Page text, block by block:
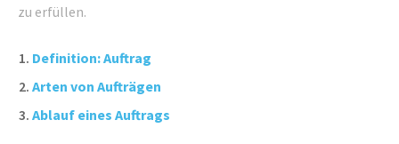
zu erfüllen.
Definition: Auftrag
Arten von Aufträgen
Ablauf eines Auftrags